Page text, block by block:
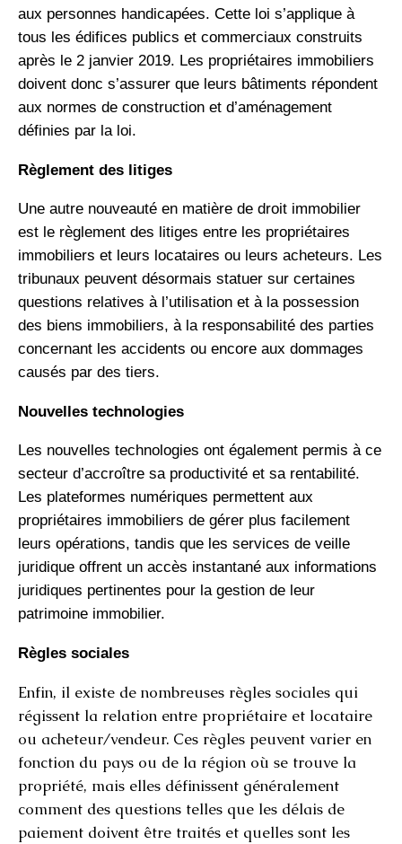
aux personnes handicapées. Cette loi s’applique à
tous les édifices publics et commerciaux construits
après le 2 janvier 2019. Les propriétaires immobiliers
doivent donc s’assurer que leurs bâtiments répondent
aux normes de construction et d’aménagement
définies par la loi.
Règlement des litiges
Une autre nouveauté en matière de droit immobilier
est le règlement des litiges entre les propriétaires
immobiliers et leurs locataires ou leurs acheteurs. Les
tribunaux peuvent désormais statuer sur certaines
questions relatives à l’utilisation et à la possession
des biens immobiliers, à la responsabilité des parties
concernant les accidents ou encore aux dommages
causés par des tiers.
Nouvelles technologies
Les nouvelles technologies ont également permis à ce
secteur d’accroître sa productivité et sa rentabilité.
Les plateformes numériques permettent aux
propriétaires immobiliers de gérer plus facilement
leurs opérations, tandis que les services de veille
juridique offrent un accès instantané aux informations
juridiques pertinentes pour la gestion de leur
patrimoine immobilier.
Règles sociales
Enfin, il existe de nombreuses règles sociales qui
régissent la relation entre propriétaire et locataire
ou acheteur/vendeur. Ces règles peuvent varier en
fonction du pays ou de la région où se trouve la
propriété, mais elles définissent généralement
comment des questions telles que les délais de
paiement doivent être traités et quelles sont les